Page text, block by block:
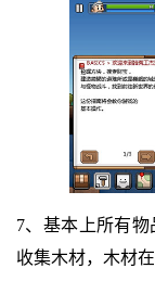
7、基本上所有
收集木材，木材